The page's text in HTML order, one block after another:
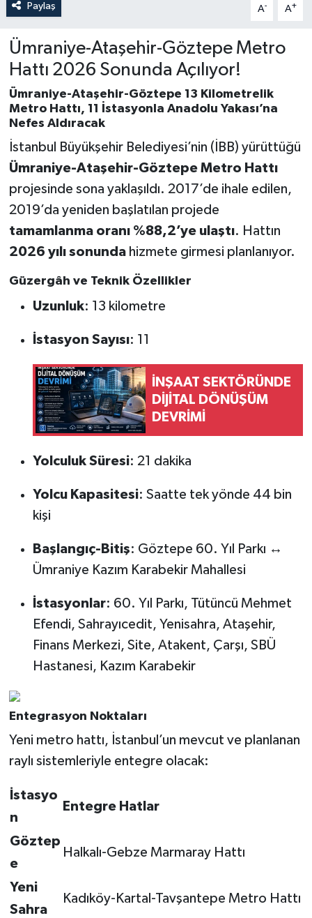
Paylaş A- A+
Ümraniye-Ataşehir-Göztepe Metro
Hattı 2026 Sonunda Açılıyor!
Ümraniye-Ataşehir-Göztepe 13 Kilometrelik
Metro Hattı, 11 İstasyonla Anadolu Yakası’na
Nefes Aldıracak
İstanbul Büyükşehir Belediyesi’nin (İBB) yürüttüğü
Ümraniye-Ataşehir-Göztepe Metro Hattı
projesinde sona yaklaşıldı. 2017’de ihale edilen,
2019’da yeniden başlatılan projede
tamamlanma oranı %88,2’ye ulaştı. Hattın
2026 yılı sonundahizmete girmesi planlanıyor.
Güzergâh ve Teknik Özellikler
Uzunluk: 13 kilometre
İstasyon Sayısı: 11
İNŞAAT SEKTÖRÜNDE
DİJİTAL DÖNÜŞÜM
DEVRİMİ
Yolculuk Süresi: 21 dakika
Yolcu Kapasitesi: Saatte tek yönde 44 bin
kişi
Başlangıç-Bitiş: Göztepe 60. Yıl Parkı ↔
Ümraniye Kazım Karabekir Mahallesi
İstasyonlar: 60. Yıl Parkı, Tütüncü Mehmet
Efendi, Sahrayıcedit, Yenisahra, Ataşehir,
Finans Merkezi, Site, Atakent, Çarşı, SBÜ
Hastanesi, Kazım Karabekir
Entegrasyon Noktaları
Yeni metro hattı, İstanbul’un mevcut ve planlanan
raylı sistemleriyle entegre olacak:
İstasyo
n
Entegre Hatlar
Göztep
e
Halkalı-Gebze Marmaray Hattı
Yeni
Sahra
Kadıköy-Kartal-Tavşantepe Metro Hattı